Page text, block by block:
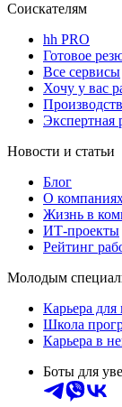
Соискателям
hh PRO
Готовое
Все сервисы
Хочу у вас
Экспертная
Новости и статьи
Блог
О
Жизнь в
ИТ-проекты
Рейтинг
Молодым
Карьера
Школа
Карьера в
Боты для